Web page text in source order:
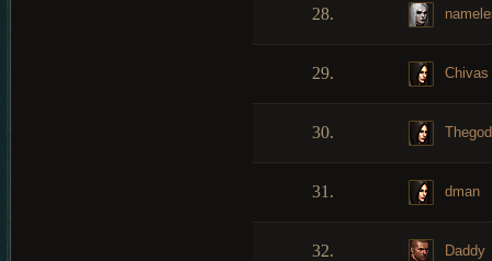
28.
29. Chivas
30.
31. dman
32. Daddy